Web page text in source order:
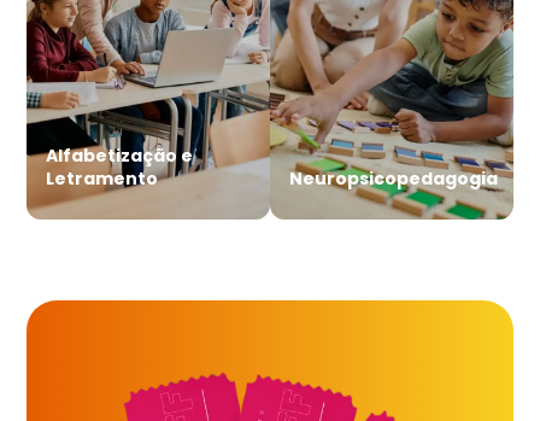
Alfabetização e
Letramento
Neuropsicopedagogia